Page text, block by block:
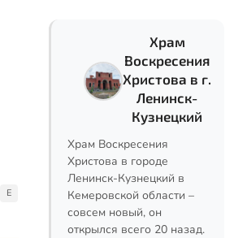
E
Храм
Воскресения
Христова в г.
Ленинск-
Кузнецкий
Храм Воскресения
Христова в городе
Ленинск-Кузнецкий в
Кемеровской области –
совсем новый, он
открылся всего 20 назад.